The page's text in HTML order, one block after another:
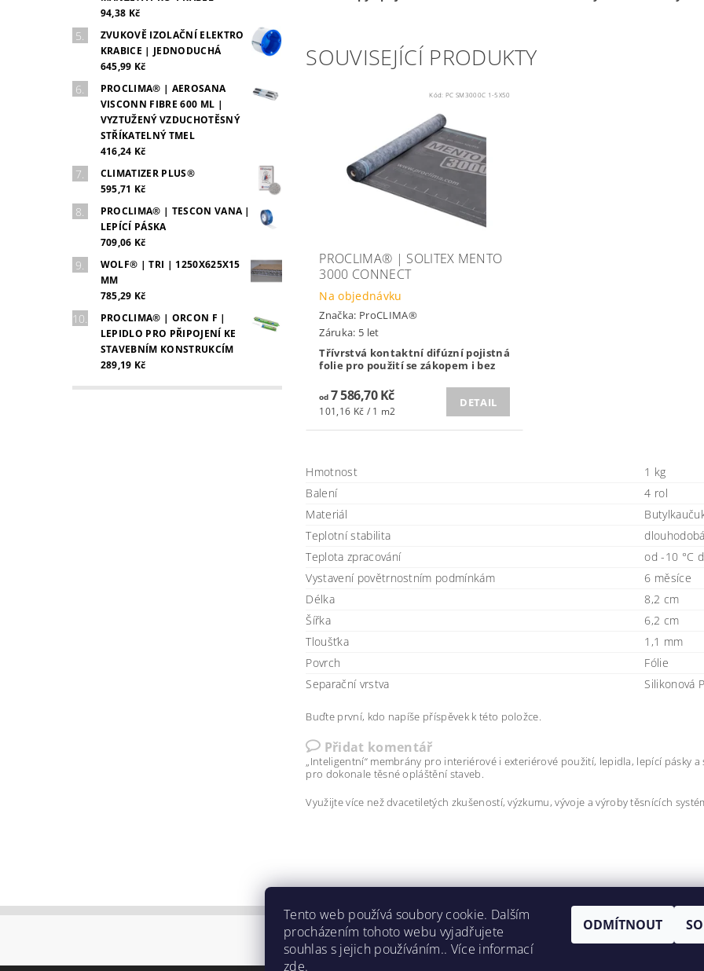
94,38 Kč
ZVUKOVĚ IZOLAČNÍ ELEKTRO
KRABICE | JEDNODUCHÁ
645,99 Kč
PROCLIMA® | AEROSANA
VISCONN FIBRE 600 ML |
VYZTUŽENÝ VZDUCHOTĚSNÝ
STŘÍKATELNÝ TMEL
416,24 Kč
CLIMATIZER PLUS®
595,71 Kč
PROCLIMA® | TESCON VANA |
LEPÍCÍ PÁSKA
709,06 Kč
WOLF® | TRI | 1250X625X15
MM
785,29 Kč
PROCLIMA® | ORCON F |
LEPIDLO PRO PŘIPOJENÍ KE
STAVEBNÍM KONSTRUKCÍM
289,19 Kč
SOUVISEJÍCÍ PRODUKTY
Kód:PC SM3000C 1-5X50
PROCLIMA® | SOLITEX MENTO
3000 CONNECT
Na objednávku
Značka: ProCLIMA®
Záruka: 5 let
Třívrstvá kontaktní difúzní pojistná
folie pro použití se zákopem i bez
od7 586,70 Kč
101,16 Kč / 1 m2
DETAIL
Hmotnost
1 kg
Balení
4 rol
Materiál
Teplotní stabilita
Teplota zpracování
od -10 °C
Vystavení povětrnostním podmínkám
6 měsíce
Délka
8,2 cm
Šířka
6,2 cm
Tloušťka
1,1 mm
Povrch
Fólie
Separační vrstva
Silikonová
Buďte první, kdo napíše příspěvek k této položce.
Přidat komentář
„Inteligentní“ membrány pro interiérové i exteriérové použití, lepidla, lepící pásky
pro dokonale těsné opláštění staveb.
Využijte více než dvacetiletých zkušeností, výzkumu, vývoje a výroby těsnících
Foukane-izolace-opava.cz | ito.cz
Tento web používá soubory cookie. Dalším
procházením tohoto webu vyjadřujete
souhlas s jejich používáním.. Více informací
zde.
ODMÍTNOUT